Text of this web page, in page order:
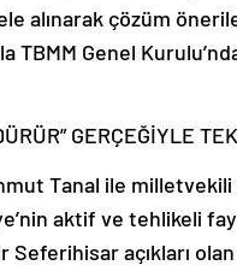
alınarak çözüm
TBMM Genel
GERÇEĞİYLE
Tanal ile milletvekili
aktif ve tehlikeli fay
açıkları